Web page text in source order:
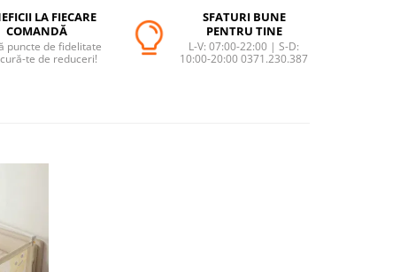
LA FIECARE
COMANDĂ
puncte de fidelitate
te de reduceri!
SFATURI BUNE
PENTRU TINE
L-V: 07:00-22:00 | S-D:
10:00-20:00 0371.230.387